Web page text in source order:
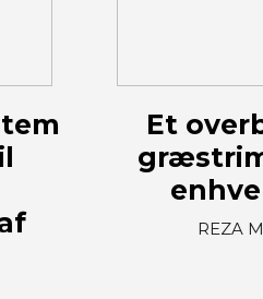
Et
REZA